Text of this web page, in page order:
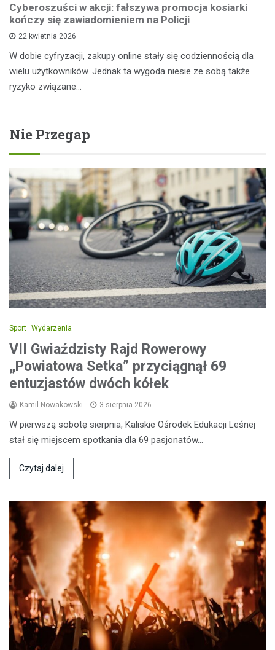
Cyberoszuści w akcji: fałszywa promocja kosiarki
kończy się zawiadomieniem na Policji
22 kwietnia 2026
W dobie cyfryzacji, zakupy online stały się codziennością dla
wielu użytkowników. Jednak ta wygoda niesie ze sobą także
ryzyko związane…
Nie Przegap
Sport Wydarzenia
VII Gwiaździsty Rajd Rowerowy
„Powiatowa Setka” przyciągnął 69
entuzjastów dwóch kółek
Kamil Nowakowski 3 sierpnia 2026
W pierwszą sobotę sierpnia, Kaliskie Ośrodek Edukacji Leśnej
stał się miejscem spotkania dla 69 pasjonatów…
Czytaj dalej